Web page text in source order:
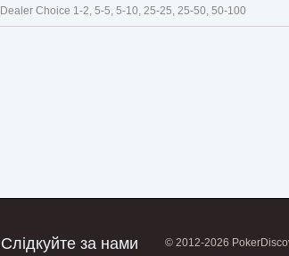
Choice 1-2, 5-5, 5-10, 25-25, 25-50, 50-100
Слідкуйте за нами © 2012-2026